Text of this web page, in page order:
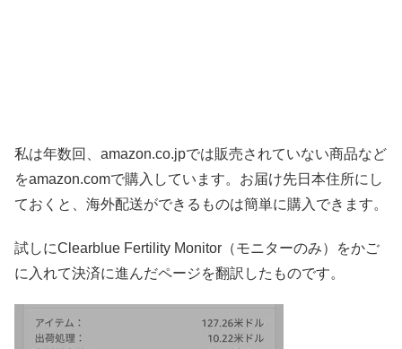
私は年数回、amazon.co.jpでは販売されていない商品など
をamazon.comで購入しています。お届け先日本住所にし
ておくと、海外配送ができるものは簡単に購入できます。
試しにClearblue Fertility Monitor（モニターのみ）をかご
に入れて決済に進んだページを翻訳したものです。